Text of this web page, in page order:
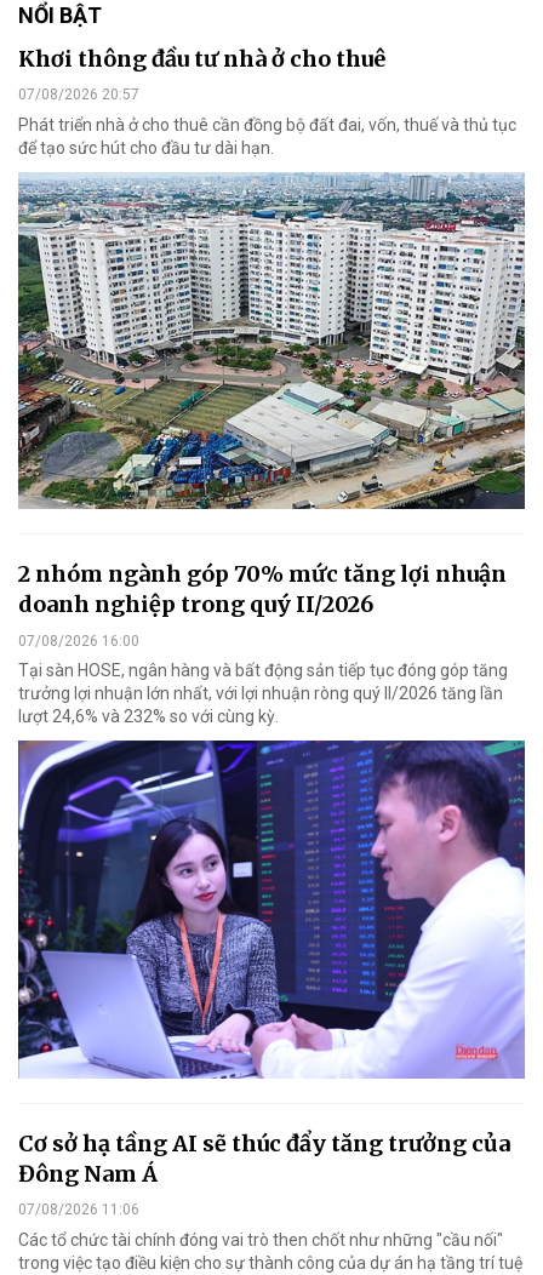
NỔI BẬT
Khơi thông đầu tư nhà ở cho thuê
07/08/2026 20:57
Phát triển nhà ở cho thuê cần đồng bộ đất đai, vốn, thuế và thủ tục
để tạo sức hút cho đầu tư dài hạn.
2 nhóm ngành góp 70% mức tăng lợi nhuận
doanh nghiệp trong quý II/2026
07/08/2026 16:00
Tại sàn HOSE, ngân hàng và bất động sản tiếp tục đóng góp tăng
trưởng lợi nhuận lớn nhất, với lợi nhuận ròng quý II/2026 tăng lần
lượt 24,6% và 232% so với cùng kỳ.
Cơ sở hạ tầng AI sẽ thúc đẩy tăng trưởng của
Đông Nam Á
07/08/2026 11:06
Các tổ chức tài chính đóng vai trò then chốt như những "cầu nối"
trong việc tạo điều kiện cho sự thành công của dự án hạ tầng trí tuệ